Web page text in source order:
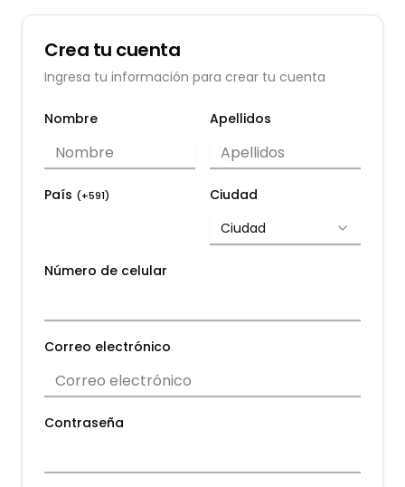
Crea tu cuenta
Ingresa tu información para crear tu cuenta
Nombre Apellidos
País (+591)
Ciudad
Ciudad
Número de celular
Correo electrónico
Contraseña